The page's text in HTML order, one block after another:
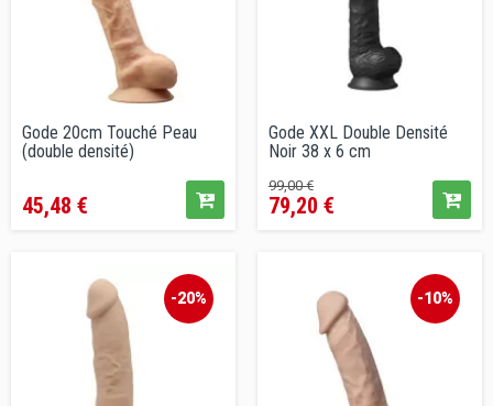
Gode 20cm Touché Peau
(double densité)
45,48 €
Gode XXL Double Densité
Noir 38 x 6 cm
Prix
de
99,00 €Prix
79,20 €
-20% -10%